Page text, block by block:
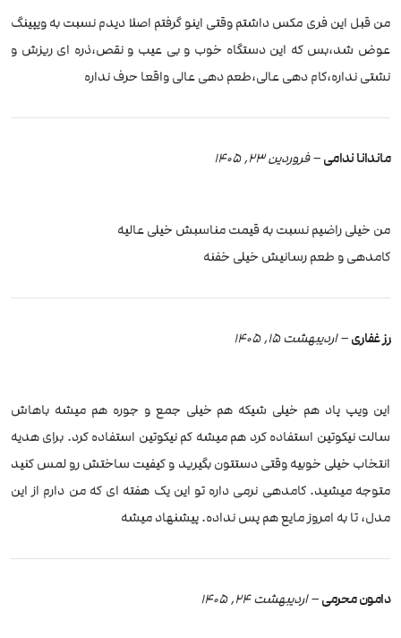
من قبل این فری مکس داشتم وقتی اینو گرفتم اصلا دیدم نسبت به ویپینگ
عوض شد،بس که این دستگاه خوب و بی عیب و نقص،ذره ای ریزش و
نشتی نداره،کام دهی عالی،طعم دهی عالی واقعا حرف نداره
ماندانا ندامی–فروردین 23, 1405
من خیلی راضیم نسبت به قیمت مناسبش خیلی عالیه
کامدهی و طعم رسانیش خیلی خفنه
رز غفاری–اردیبهشت 15, 1405
این ویپ پاد هم خیلی شیکه هم خیلی جمع و جوره هم میشه باهاش
سالت نیکوتین استفاده کرد هم میشه کم نیکوتین استفاده کرد. برای هدیه
انتخاب خیلی خوبیه وقتی دستتون بگیرید و کیفیت ساختش رو لمس کنید
متوجه میشید. کامدهی نرمی داره تو این یک هفته ای که من دارم از این
مدل، تا به امروز مایع هم پس نداده. پیشنهاد میشه
دامون محرمی– اردیبهشت 24, 1405